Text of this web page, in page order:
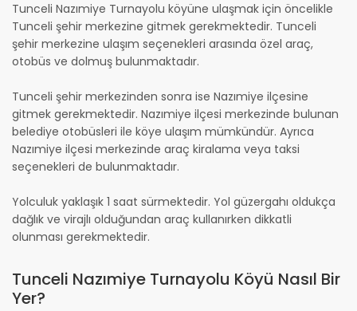
Tunceli Nazımiye Turnayolu köyüne ulaşmak için öncelikle
Tunceli şehir merkezine gitmek gerekmektedir. Tunceli
şehir merkezine ulaşım seçenekleri arasında özel araç,
otobüs ve dolmuş bulunmaktadır.
Tunceli şehir merkezinden sonra ise Nazımiye ilçesine
gitmek gerekmektedir. Nazımiye ilçesi merkezinde bulunan
belediye otobüsleri ile köye ulaşım mümkündür. Ayrıca
Nazımiye ilçesi merkezinde araç kiralama veya taksi
seçenekleri de bulunmaktadır.
Yolculuk yaklaşık 1 saat sürmektedir. Yol güzergahı oldukça
dağlık ve virajlı olduğundan araç kullanırken dikkatli
olunması gerekmektedir.
Tunceli Nazımiye Turnayolu Köyü Nasıl Bir
Yer?